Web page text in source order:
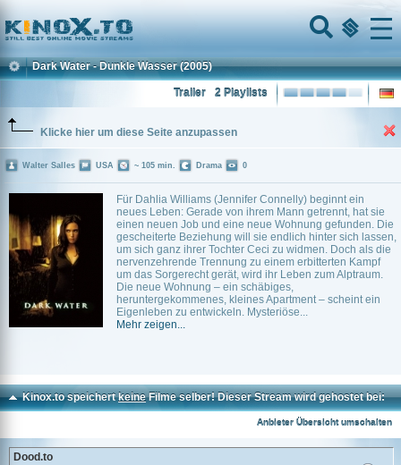
Home
Menu
Dark Water - Dunkle Wasser (2005)
2 Playlists
Trailer
Klicke hier um diese Seite anzupassen
Für Dahlia Williams (Jennifer Connelly) beginnt ein
neues Leben: Gerade von ihrem Mann getrennt, hat sie
einen neuen Job und eine neue Wohnung gefunden. Die
gescheiterte Beziehung will sie endlich hinter sich lassen,
um sich ganz ihrer Tochter Ceci zu widmen. Doch als die
nervenzehrende Trennung zu einem erbitterten Kampf
um das Sorgerecht gerät, wird ihr Leben zum Alptraum.
Die neue Wohnung – ein schäbiges,
heruntergekommenes, kleines Apartment – scheint ein
Eigenleben zu entwickeln. Mysteriöse...
Mehr zeigen...
Walter Salles USA ~ 105 min. Drama 0
Kinox.to speichertkeineFilme selber! Dieser Stream wird gehostet bei:
Anbieter Übersicht umschalten
Dood.to